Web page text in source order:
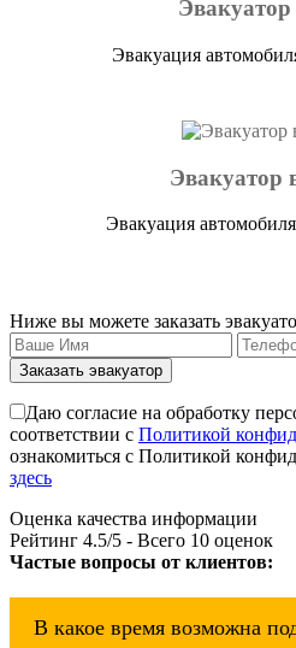
Эвакуация
Эвакуатор
Эвакуация
Ниже вы можете заказать
Заказать эвакуатор
Даю согласие на обработку
соответствии с Политикой
ознакомиться с Политикой
здесь
Оценка качества информации
Рейтинг 4.5/5 - Всего 10 оценок
Частые вопросы от клиентов:
В какое время возможна